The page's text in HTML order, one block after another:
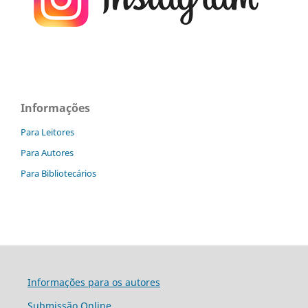
Informações
Para Leitores
Para Autores
Para Bibliotecários
Informações para os autores
Submissão Online